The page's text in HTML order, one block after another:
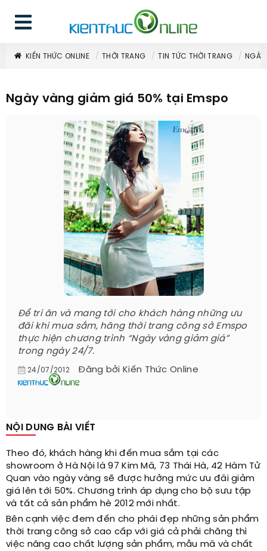
KIẾN THỨC ONLINE THỜI TRANG TIN TỨC THỜI TRANG
Ngày vàng giảm giá 50% tại Emspo
Để tri ân và mang tới cho khách hàng những ưu
đãi khi mua sắm, hãng thời trang công sở Emspo
thực hiện chương trình “Ngày vàng giảm giá”
trong ngày 24/7.
24/07/2012 Đăng bởi Kiến Thức Online
NỘI DUNG BÀI VIẾT
Theo đó, khách hàng khi đến mua sắm tại các
showroom ở Hà Nội là 97 Kim Mã, 73 Thái Hà, 42 Hàm Tử
Quan vào ngày vàng sẽ được hưởng mức ưu đãi giảm
giá lên tới 50%. Chương trình áp dụng cho bộ sưu tập
và tất cả sản phẩm hè 2012 mới nhất.
Bên cạnh việc đem đến cho phái đẹp những sản phẩm
thời trang công sở cao cấp với giá cả phải chăng thì
việc nâng cao chất lượng sản phẩm, mẫu mã và chất